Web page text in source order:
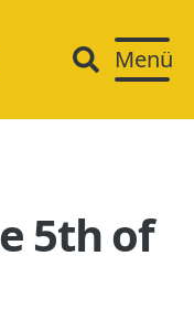
Menü
5th of